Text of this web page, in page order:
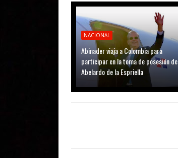
NACIONAL
Abinader viaja a Colombia para
participar en la toma de posesión de
Abelardo de la Espriella